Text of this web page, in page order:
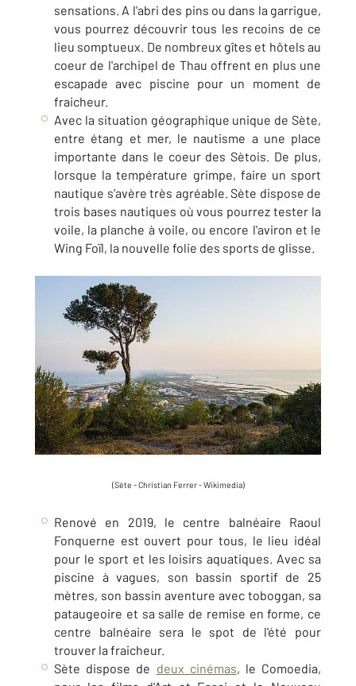
sensations. A l'abri des pins ou dans la garrigue,
vous pourrez découvrir tous les recoins de ce
lieu somptueux. De nombreux gîtes et hôtels au
coeur de l'archipel de Thau offrent en plus une
escapade avec piscine pour un moment de
fraicheur.
Avec la situation géographique unique de Sète,
entre étang et mer, le nautisme a une place
importante dans le coeur des Sètois. De plus,
lorsque la température grimpe, faire un sport
nautique s'avère très agréable. Sète dispose de
trois bases nautiques où vous pourrez tester la
voile, la planche à voile, ou encore l'aviron et le
Wing Foïl, la nouvelle folie des sports de glisse.
(Sète - Christian Ferrer - Wikimedia)
Renové en 2019, le centre balnéaire Raoul
Fonquerne est ouvert pour tous, le lieu idéal
pour le sport et les loisirs aquatiques. Avec sa
piscine à vagues, son bassin sportif de 25
mètres, son bassin aventure avec toboggan, sa
pataugeoire et sa salle de remise en forme, ce
centre balnéaire sera le spot de l'été pour
trouver la fraicheur.
Sète dispose de deux cinémas, le Comoedia,